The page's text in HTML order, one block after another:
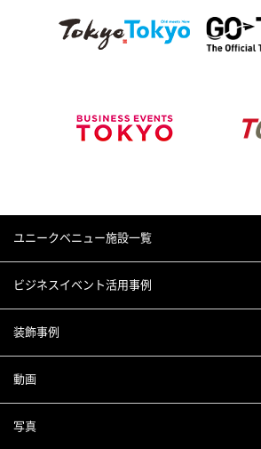
ユニークベニュー施設一覧
ビジネスイベント活用事例
装飾事例
動画
写真